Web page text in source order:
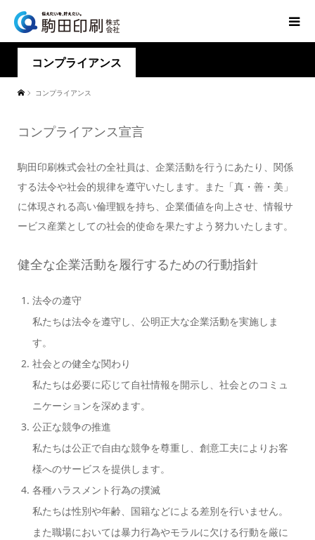
コンプライアンス
コンプライアンス
コンプライアンス宣言
駒田印刷株式会社の全社員は、企業活動を行うにあたり、関係
する法令や社会的規律を遵守いたします。また「真・善・美」
に体現される高い倫理観を持ち、企業価値を向上させ、情報サ
ービス産業としての社会的使命を果たすよう努力いたします。
健全な企業活動を履行するための行動指針
法令の遵守
私たちは法令を遵守し、公明正大な企業活動を実施しま
す。
社会との健全な関わり
私たちは必要に応じて自社情報を開示し、社会とのコミュ
ニケーションを深めます。
公正な競争の推進
私たちは公正で自由な競争を尊重し、創意工夫によりお客
様へのサービスを提供します。
各種ハラスメント行為の撲滅
私たちは性別や年齢、国籍などによる差別を行いません。
また職場においては暴力行為やモラルに欠ける行動を厳に